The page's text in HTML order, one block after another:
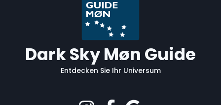
Dark Sky Møn Guide
Entdecken Sie Ihr Universum